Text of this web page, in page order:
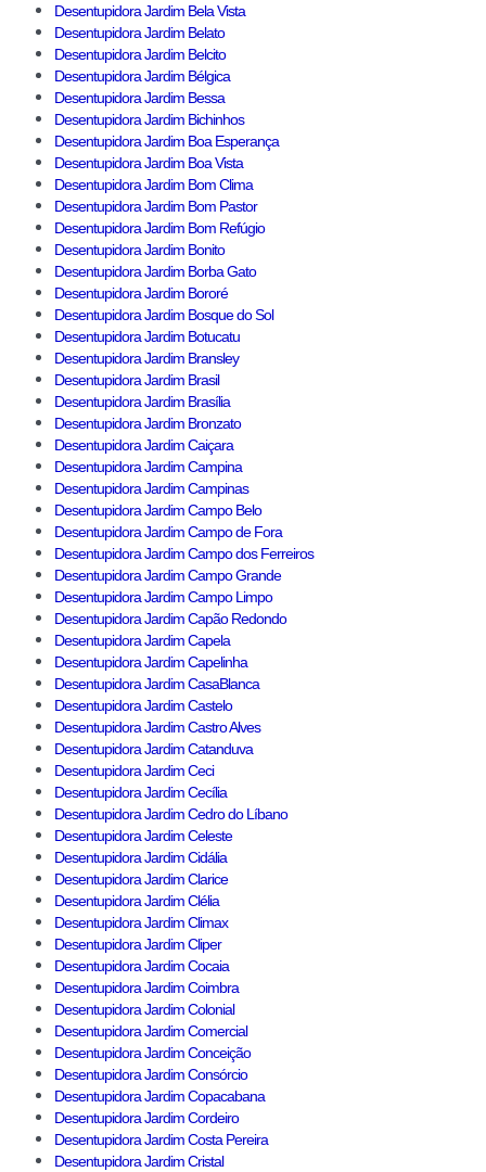
Desentupidora Jardim Bela Vista
Desentupidora Jardim Belato
Desentupidora Jardim Belcito
Desentupidora Jardim Bélgica
Desentupidora Jardim Bessa
Desentupidora Jardim Bichinhos
Desentupidora Jardim Boa Esperança
Desentupidora Jardim Boa Vista
Desentupidora Jardim Bom Clima
Desentupidora Jardim Bom Pastor
Desentupidora Jardim Bom Refúgio
Desentupidora Jardim Bonito
Desentupidora Jardim Borba Gato
Desentupidora Jardim Bororé
Desentupidora Jardim Bosque do Sol
Desentupidora Jardim Botucatu
Desentupidora Jardim Bransley
Desentupidora Jardim Brasil
Desentupidora Jardim Brasília
Desentupidora Jardim Bronzato
Desentupidora Jardim Caiçara
Desentupidora Jardim Campina
Desentupidora Jardim Campinas
Desentupidora Jardim Campo Belo
Desentupidora Jardim Campo de Fora
Desentupidora Jardim Campo dos Ferreiros
Desentupidora Jardim Campo Grande
Desentupidora Jardim Campo Limpo
Desentupidora Jardim Capão Redondo
Desentupidora Jardim Capela
Desentupidora Jardim Capelinha
Desentupidora Jardim CasaBlanca
Desentupidora Jardim Castelo
Desentupidora Jardim Castro Alves
Desentupidora Jardim Catanduva
Desentupidora Jardim Ceci
Desentupidora Jardim Cecília
Desentupidora Jardim Cedro do Líbano
Desentupidora Jardim Celeste
Desentupidora Jardim Cidália
Desentupidora Jardim Clarice
Desentupidora Jardim Clélia
Desentupidora Jardim Climax
Desentupidora Jardim Cliper
Desentupidora Jardim Cocaia
Desentupidora Jardim Coimbra
Desentupidora Jardim Colonial
Desentupidora Jardim Comercial
Desentupidora Jardim Conceição
Desentupidora Jardim Consórcio
Desentupidora Jardim Copacabana
Desentupidora Jardim Cordeiro
Desentupidora Jardim Costa Pereira
Desentupidora Jardim Cristal